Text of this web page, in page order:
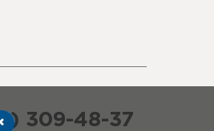
309-48-37